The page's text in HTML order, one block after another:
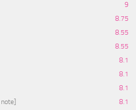
9
8.75
8.55
8.55
8.1
8.1
8.1
8.1